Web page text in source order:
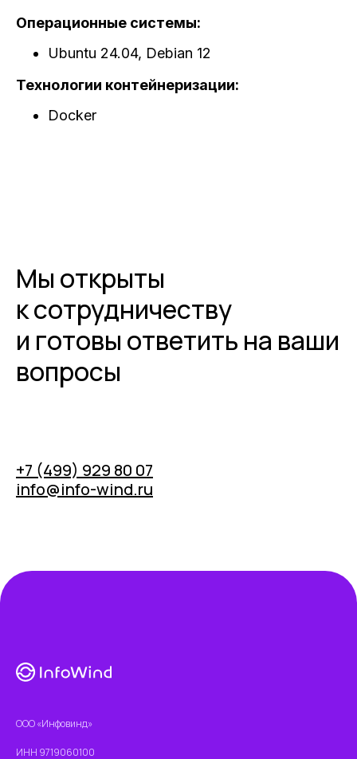
Операционные системы:
Ubuntu 24.04, Debian 12
Технологии контейнеризации:
Docker
Мы открыты
к сотрудничеству
и готовы ответить на ваши
вопросы
+7 (499) 929 80 07
info@info-wind.ru
ООО «Инфовинд»
ИНН 9719060100